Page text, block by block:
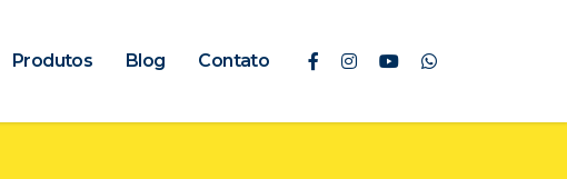
Produtos Blog Contato